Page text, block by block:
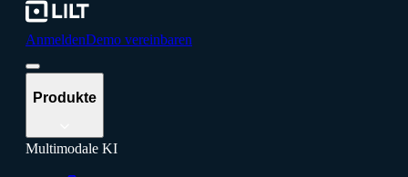
AnmeldenDemo vereinbaren
Produkte
Multimodale KI